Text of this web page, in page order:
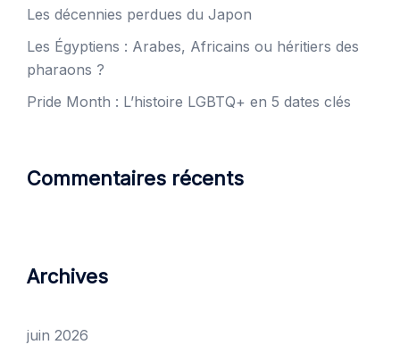
Les décennies perdues du Japon
Les Égyptiens : Arabes, Africains ou héritiers des
pharaons ?
Pride Month : L’histoire LGBTQ+ en 5 dates clés
Commentaires récents
Archives
juin 2026